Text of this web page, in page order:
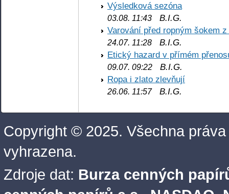
Výsledková sezóna
03.08. 11:43 B.I.G.
Varování před ropným šokem
24.07. 11:28 B.I.G.
Etický hazard v přímém
09.07. 09:22 B.I.G.
Ropa i zlato zlevňují
26.06. 11:57B.I.G.
Copyright © 2025. Všechna práva
vyhrazena.
Zdroje dat: Burza cenných